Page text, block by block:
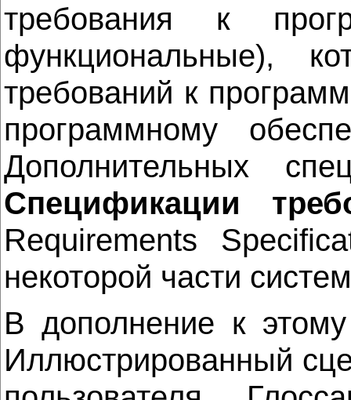
требования к
функциональные),
требований к
программному
Дополнительных
Спецификации
Requirements
некоторой части
В дополнение к
Иллюстрированный